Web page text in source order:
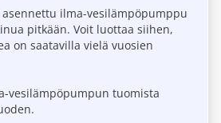
ilma-vesilämpöpumppu
pitkään. Voit luottaa siihen,
on saatavilla vielä vuosien
vesilämpöpumpun tuomista